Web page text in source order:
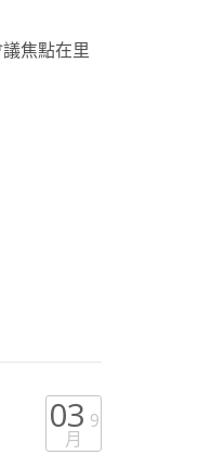
焦點在里
03 9
月